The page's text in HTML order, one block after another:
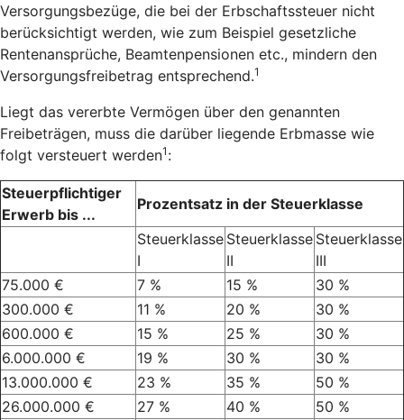
Versorgungsbezüge, die bei der Erbschaftssteuer nicht
berücksichtigt werden, wie zum Beispiel gesetzliche
Rentenansprüche, Beamtenpensionen etc., mindern den
Versorgungsfreibetrag entsprechend.1
Liegt das vererbte Vermögen über den genannten
Freibeträgen, muss die darüber liegende Erbmasse wie
folgt versteuert werden1 :
Steuerpflichtiger
Erwerb bis ...
Prozentsatz in der Steuerklasse
Steuerklasse
I
Steuerklasse
II
Steuerklasse
III
75.000 €
7 % 15 %
30 %
300.000 €
11 % 20 %
30 %
600.000 €
15 % 25 %
30 %
6.000.000 €
19 % 30 %
30 %
13.000.000 €
23 % 35 %
50 %
26.000.000 €
27 % 40 %
50 %